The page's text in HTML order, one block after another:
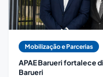
Mobilização e Parcerias
APAE Barueri fortalece
Barueri